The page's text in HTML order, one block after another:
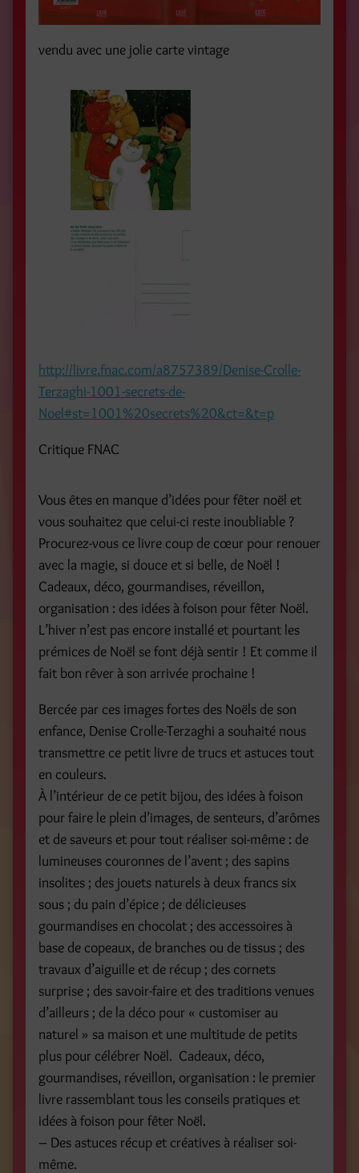
vendu avec une jolie carte vintage
http://livre.fnac.com/a8757389/Denise-Crolle-
Terzaghi-1001-secrets-de-
Noel#st=1001%20secrets%20&ct=&t=p
Critique FNAC
Vous êtes en manque d’idées pour fêter noël et
vous souhaitez que celui-ci reste inoubliable ?
Procurez-vous ce livre coup de cœur pour renouer
avec la magie, si douce et si belle, de Noël !
Cadeaux, déco, gourmandises, réveillon,
organisation : des idées à foison pour fêter Noël.
L’hiver n’est pas encore installé et pourtant les
prémices de Noël se font déjà sentir ! Et comme il
fait bon rêver à son arrivée prochaine !
Bercée par ces images fortes des Noëls de son
enfance, Denise Crolle-Terzaghi a souhaité nous
transmettre ce petit livre de trucs et astuces tout
en couleurs.
À l’intérieur de ce petit bijou, des idées à foison
pour faire le plein d’images, de senteurs, d’arômes
et de saveurs et pour tout réaliser soi-même : de
lumineuses couronnes de l’avent ; des sapins
insolites ; des jouets naturels à deux francs six
sous ; du pain d’épice ; de délicieuses
gourmandises en chocolat ; des accessoires à
base de copeaux, de branches ou de tissus ; des
travaux d’aiguille et de récup ; des cornets
surprise ; des savoir-faire et des traditions venues
d’ailleurs ; de la déco pour « customiser au
naturel » sa maison et une multitude de petits
plus pour célébrer Noël. Cadeaux, déco,
gourmandises, réveillon, organisation : le premier
livre rassemblant tous les conseils pratiques et
idées à foison pour fêter Noël.
– Des astuces récup et créatives à réaliser soi-
même.